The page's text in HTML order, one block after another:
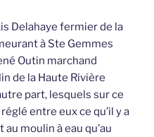
Delahaye fermier de la
à Ste Gemmes
Outin marchand
de la Haute Rivière
part, lesquels sur ce
entre eux ce qu’il y a
moulin à eau qu’au